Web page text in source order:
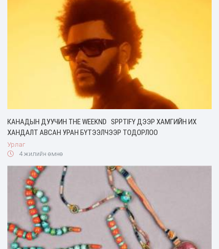
КАНАДЫН ДУУЧИН THE WEEKND SPPTIFY ДЭЭР ХАМГИЙН ИХ
ХАНДАЛТ АВСАН УРАН БҮТЭЭЛЧЭЭР ТОДОРЛОО
Урлаг
4 жилийн өмнө